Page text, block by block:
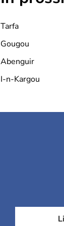
Tarfa
Gougou
Abenguir
I-n-Kargou